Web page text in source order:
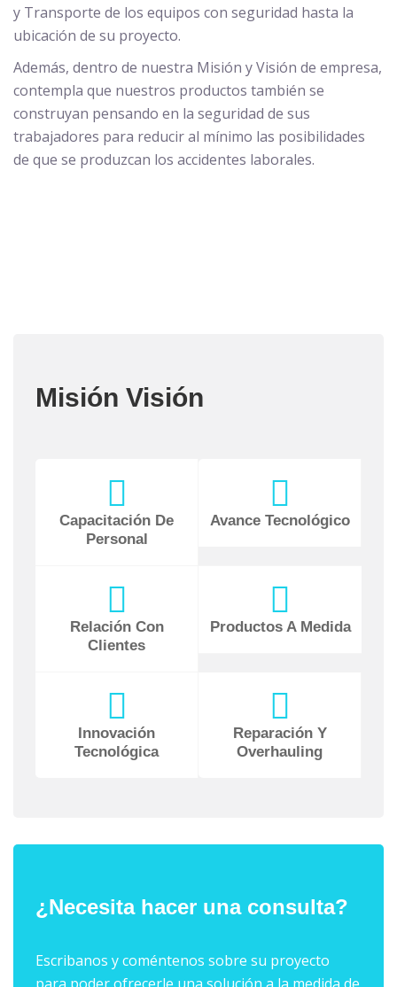
y Transporte de los equipos con seguridad hasta la
ubicación de su proyecto.
Además, dentro de nuestra Misión y Visión de empresa,
contempla que nuestros productos también se
construyan pensando en la seguridad de sus
trabajadores para reducir al mínimo las posibilidades
de que se produzcan los accidentes laborales.
Misión Visión
Capacitación De
Personal
Avance Tecnológico
Relación Con
Clientes
Productos A Medida
Innovación
Tecnológica
Reparación Y
Overhauling
¿Necesita hacer una consulta?
Escribanos y coméntenos sobre su proyecto